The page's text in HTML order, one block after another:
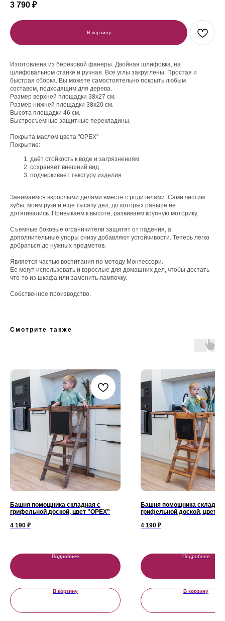
3 790 ₽
В корзину
Изготовлена из березовой фанеры. Двойная шлифовка, на
шлифовальном станке и ручная. Все углы закруглены. Простая и
быстрая сборка. Вы можете самостоятельно покрыть любым
составом, подходящим для дерева.
Размер верхней площадки 38х27 см.
Размер нижней площадки 38х20 см.
Высота площадки 46 см.
Быстросъемные защитные перекладины.
Покрыта маслом цвета "ОРЕХ"
Покрытие:
даёт стойкость к воде и загрязнениям
сохраняет внешний вид
подчеркивает текстуру изделия
Занимаемся взрослыми делами вместе с родителями. Сами чистим
зубы, моем руки и еще тысячу дел, до которых раньше не
дотягивались. Привыкаем к высоте, развиваем крупную моторику.
Съемные боковые ограничители защитят от падения, а
дополнительные упоры снизу добавляют устойчивости. Теперь легко
добраться до нужных предметов.
Является частью воспитания по методу Монтессори.
Ее могут использовать и взрослые для домашних дел, чтобы достать
что-то из шкафа или заменить лампочку.
Собственное производство.
Смотрите также
Башня помощника складная с
грифельной доской, цвет "ОРЕХ"
4 190 ₽
Подробнее
В корзину
Башня помощника
грифельной доской, цвет
4 190 ₽
Подробнее
В корзину
Политика конфиденциальности
631220140829
Согласие на обработку персональных данных
Политика использования cookies